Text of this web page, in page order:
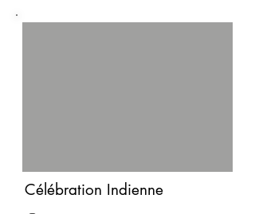
Célébration Indienne